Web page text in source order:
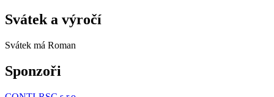
Svátek a výročí
Svátek má Roman
Sponzoři